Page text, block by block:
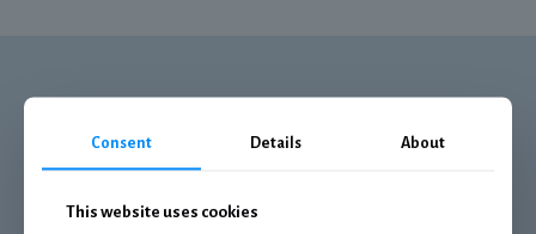
Consent Details About
This website uses cookies